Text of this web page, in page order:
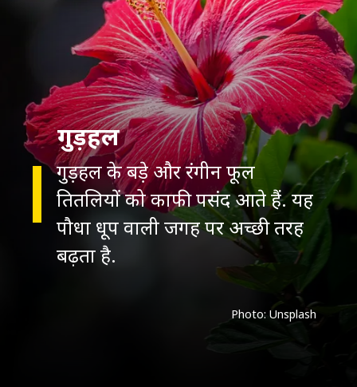
गुड़हल
गुड़हल के बड़े और रंगीन फूल
तितलियों को काफी पसंद आते हैं. यह
पौधा धूप वाली जगह पर अच्छी तरह
बढ़ता है.
Photo: Unsplash